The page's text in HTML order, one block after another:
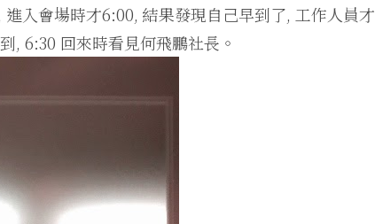
入會場時才6:00, 結果發現自己早到了, 工作人員才
, 6:30 回來時看見何飛鵬社長。